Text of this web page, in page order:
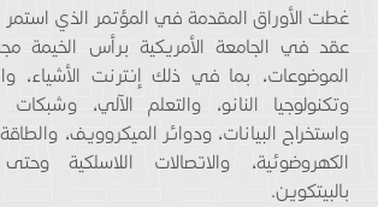
غطت الأوراق المقدمة في المؤتمر الذي
عقد في الجامعة الأمريكية برأس الخيمة
الموضوعات، بما في ذلك إنترنت الأشياء،
وتكنولوجيا النانو، والتعلم الآلي، وشبكات
واستخراج البيانات، ودوائر الميكروويف،
الكهروضوئية، والاتصالات اللاسلكية
بالبيتكوين.